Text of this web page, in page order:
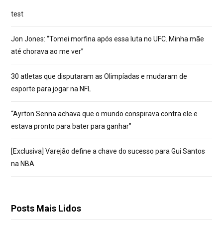
test
Jon Jones: “Tomei morfina após essa luta no UFC. Minha mãe
até chorava ao me ver”
30 atletas que disputaram as Olimpíadas e mudaram de
esporte para jogar na NFL
“Ayrton Senna achava que o mundo conspirava contra ele e
estava pronto para bater para ganhar”
[Exclusiva] Varejão define a chave do sucesso para Gui Santos
na NBA
Posts Mais Lidos